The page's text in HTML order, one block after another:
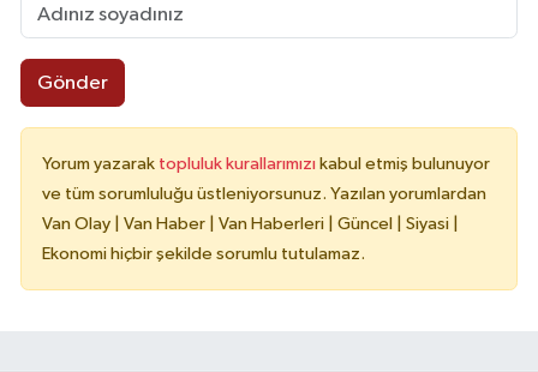
Gönder
Yorum yazarak topluluk kurallarımızı kabul etmiş bulunuyor
ve tüm sorumluluğu üstleniyorsunuz. Yazılan yorumlardan
Van Olay | Van Haber | Van Haberleri | Güncel | Siyasi |
Ekonomi hiçbir şekilde sorumlu tutulamaz.